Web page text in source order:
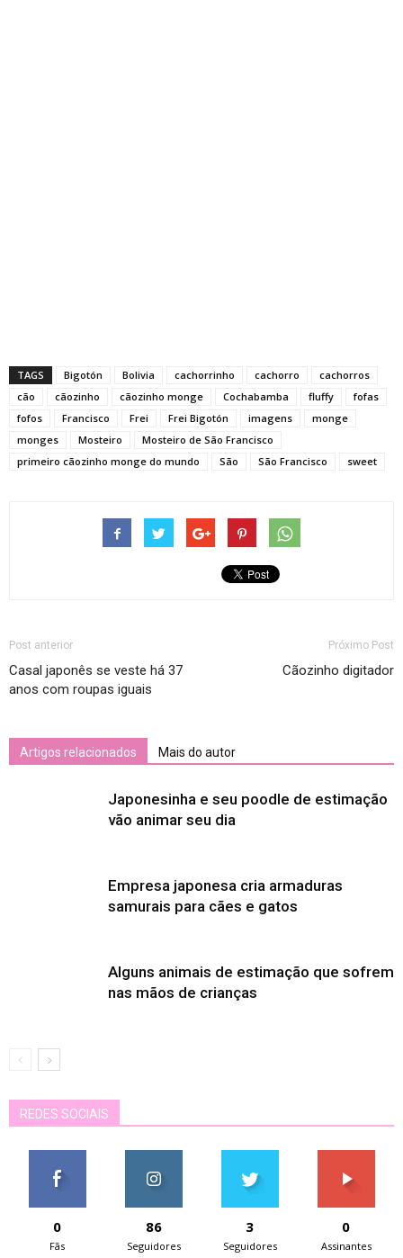
TAGS Bigotón Bolivia cachorrinho cachorro
cachorros
cão
cãozinho cãozinho monge Cochabamba fluffy
fofas
fofos
Francisco Frei Frei Bigotón imagens
monge
monges
Mosteiro
Mosteiro de São Francisco
primeiro cãozinho monge do mundo
São São Francisco sweet
Post anterior
Casal japonês se veste há 37
anos com roupas iguais
Próximo Post
Cãozinho digitador
Artigos relacionados Mais do autor
Japonesinha e seu poodle de estimação
vão animar seu dia
Empresa japonesa cria armaduras
samurais para cães e gatos
Alguns animais de estimação que sofrem
nas mãos de crianças
REDES SOCIAIS
0
Fãs
86
Seguidores
3
Seguidores
0
Assinantes